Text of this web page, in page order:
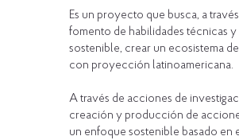
Es un proyecto que busca, a
fomento de habilidades técnicas
sostenible, crear un ecosistema
con proyección latinoamericana.
A través de acciones de
creación y producción de
un enfoque sostenible basado en